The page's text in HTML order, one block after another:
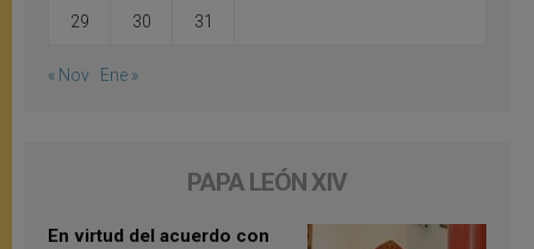
29 30 31
« Nov Ene »
PAPA LEÓN XIV
En virtud del acuerdo con